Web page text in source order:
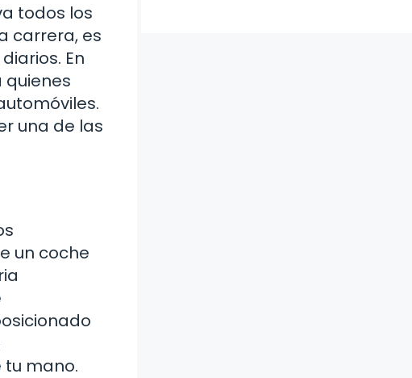
todos los
carrera, es
En
quienes
una de las
un coche
mano.